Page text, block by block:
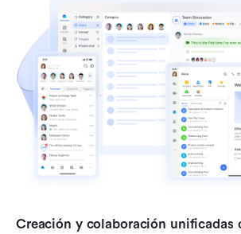
Creación y colaboración unificadas